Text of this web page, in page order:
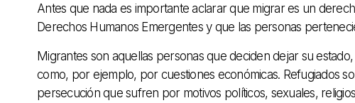
Antes que nada es importante aclarar que migrar es un
Derechos Humanos Emergentes y que las personas
Migrantes son aquellas personas que deciden dejar su
como, por ejemplo, por cuestiones económicas. Refugiados
persecución que sufren por motivos políticos, sexuales,